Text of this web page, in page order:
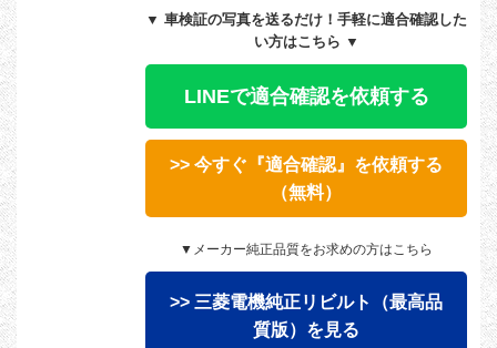
▼ 車検証の写真を送るだけ！手軽に適合確認した
い方はこちら ▼
LINEで適合確認を依頼する
>> 今すぐ『適合確認』を依頼する
（無料）
▼メーカー純正品質をお求めの方はこちら
>> 三菱電機純正リビルト（最高品
質版）を見る